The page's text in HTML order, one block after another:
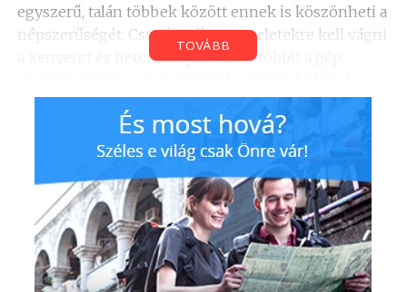
egyszerű, talán többek között ennek is köszönheti a
népszerűségét. Csupán vékony szeletekre kell vágni
a kenyeret és betenni a pirítóba, a többit a gép
elérte, a készülék kikapcsolja magát, és már kész is a
pirítós. Némelyik gép hangjelzést is ad, amikor
elkészült a kenyér.
MÖBELIX kenyérpirítóikényelmesek és
praktikusak. Általában 2 szelet kenyeret tudnak
egyszerre megsütni, és 4-6, esetleg 11 fokozat
között lehet választani. Nem csupán kenyérszelet
pirításra használhatók, hanem a kifli, zsömle vagy
TOVÁBB